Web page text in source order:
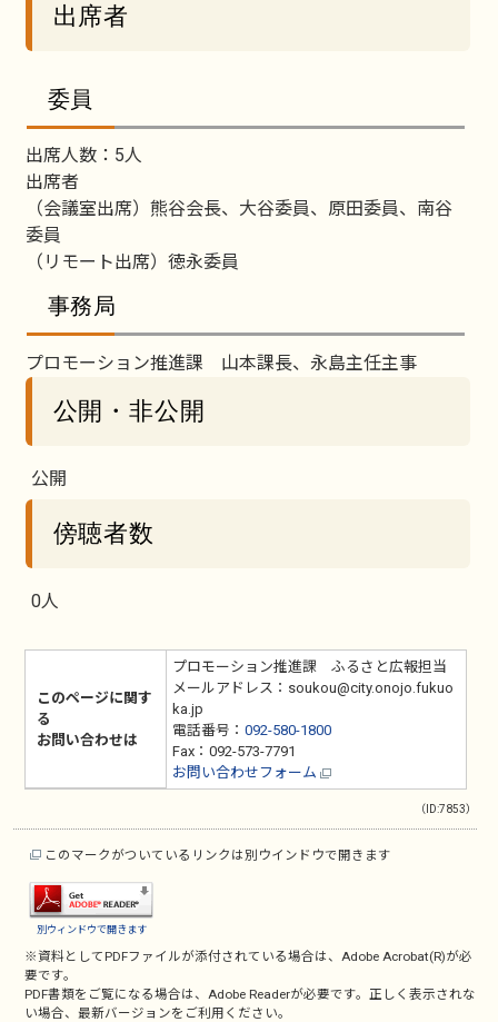
出席者
委員
出席人数：5人
出席者
（会議室出席）熊谷会長、大谷委員、原田委員、南谷
委員
（リモート出席）徳永委員
事務局
プロモーション推進課 山本課長、永島主任主事
公開・非公開
公開
傍聴者数
0人
このページに関す
る
お問い合わせは
プロモーション推進課 ふるさと広報担当
メールアドレス：soukou@city.onojo.fukuo
ka.jp
電話番号： 092-580-1800
Fax：092-573-7791
お問い合わせフォーム
（ID:7853）
このマークがついているリンクは別ウインドウで開きます
別ウィンドウで開きます
※資料としてPDFファイルが添付されている場合は、 Adobe Acrobat(R)が必
要です。
PDF書類をご覧になる場合は、 Adobe Readerが必要です。正しく表示されな
い場合、最新バージョンをご利用ください。